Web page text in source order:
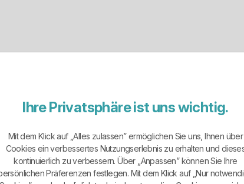
mit Schwerpunkt im Hochsauerland. Das Unternehmen
und Olsberg.
Erreichbarkeit und ein klarer Fokus auf das eigene
Strom-Grundversorgung ist ausdrücklich Bestwig
Ihre Privatsphäre ist uns wichtig.
Mit dem Klick auf „Alles zulassen” ermöglichen Sie uns, Ihnen über
Cookies ein verbessertes Nutzungserlebnis zu erhalten und
kontinuierlich zu verbessern. Über „Anpassen” können Sie Ihre
Präferenzen festlegen. Mit dem Klick auf „Nur